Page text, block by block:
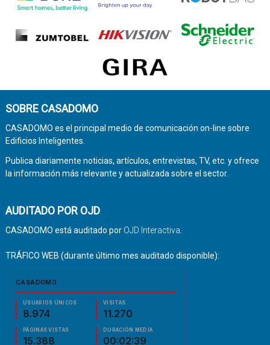
SOBRE CASADOMO
CASADOMO es el principal medio de comunicación on-line sobre
Edificios Inteligentes.
Publica diariamente noticias, artículos, entrevistas, TV, etc. y ofrece
la información más relevante y actualizada sobre el sector.
AUDITADO POR OJD
CASADOMO está auditado por OJD Interactiva
TRÁFICO WEB (durante último mes auditado disponible):